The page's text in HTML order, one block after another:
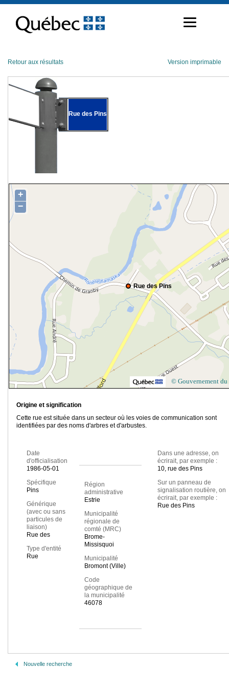
contenu
Retour aux résultats Version imprimable
Rue des Pins
Rue des Pins
+
−
© Gouvernement du
Origine et signification
Cette rue est située dans un secteur où les voies de communication sont
identifiées par des noms d'arbres et d'arbustes.
Date
d'officialisation
1986-05-01
Spécifique
Pins
Générique
(avec ou sans
particules de
liaison)
Rue des
Type d'entité
Rue
Région
administrative
Estrie
Municipalité
régionale de
comté (MRC)
Brome-
Missisquoi
Municipalité
Bromont (Ville)
Code
géographique de
la municipalité
46078
Dans une adresse, on
écrirait, par exemple :
10, rue des Pins
Sur un panneau de
signalisation routière, on
écrirait, par exemple :
Rue des Pins
Nouvelle recherche